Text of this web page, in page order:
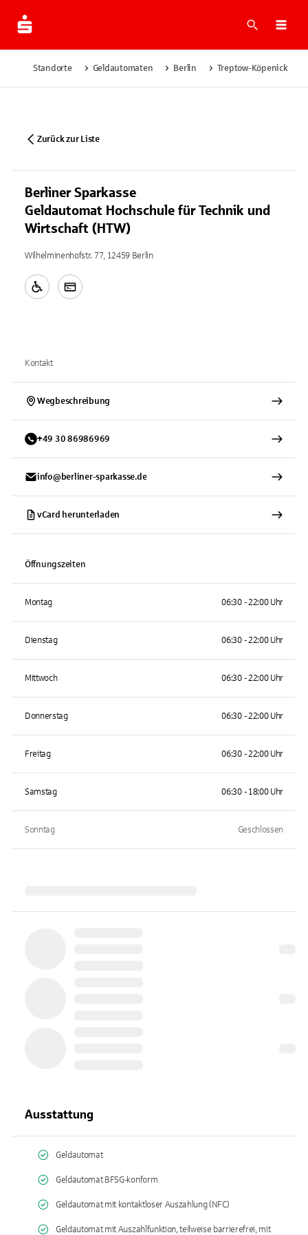
Suche
Standorte Geldautomaten Berlin Treptow-Köpenick
Zurück zur Liste
Berliner Sparkasse
Geldautomat Hochschule für Technik und
Wirtschaft (HTW)
Wilhelminenhofstr. 77, 12459 Berlin
Kontakt
Wegbeschreibung
+49 30 86986969
info@berliner-sparkasse.de
vCard herunterladen
Öffnungszeiten
Montag 06:30 - 22:00 Uhr
Dienstag 06:30 - 22:00 Uhr
Mittwoch 06:30 - 22:00 Uhr
Donnerstag 06:30 - 22:00 Uhr
Freitag 06:30 - 22:00 Uhr
Samstag 06:30 - 18:00 Uhr
Sonntag Geschlossen
Ausstattung
Geldautomat
Geldautomat BFSG-konform
Geldautomat mit kontaktloser Auszahlung (NFC)
Geldautomat mit Auszahlfunktion, teilweise barrierefrei, mit